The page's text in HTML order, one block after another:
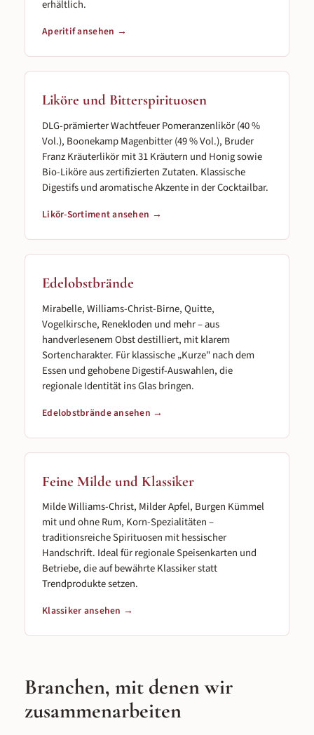
erhältlich.
Aperitif ansehen →
Liköre und Bitterspirituosen
DLG-prämierter Wachtfeuer Pomeranzenlikör (40 %
Vol.), Boonekamp Magenbitter (49 % Vol.), Bruder
Franz Kräuterlikör mit 31 Kräutern und Honig sowie
Bio-Liköre aus zertifizierten Zutaten. Klassische
Digestifs und aromatische Akzente in der Cocktailbar.
Likör-Sortiment ansehen →
Edelobstbrände
Mirabelle, Williams-Christ-Birne, Quitte,
Vogelkirsche, Renekloden und mehr – aus
handverlesenem Obst destilliert, mit klarem
Sortencharakter. Für klassische „Kurze" nach dem
Essen und gehobene Digestif-Auswahlen, die
regionale Identität ins Glas bringen.
Edelobstbrände ansehen →
Feine Milde und Klassiker
Milde Williams-Christ, Milder Apfel, Burgen Kümmel
mit und ohne Rum, Korn-Spezialitäten –
traditionsreiche Spirituosen mit hessischer
Handschrift. Ideal für regionale Speisenkarten und
Betriebe, die auf bewährte Klassiker statt
Trendprodukte setzen.
Klassiker ansehen →
Branchen, mit denen wir
zusammenarbeiten